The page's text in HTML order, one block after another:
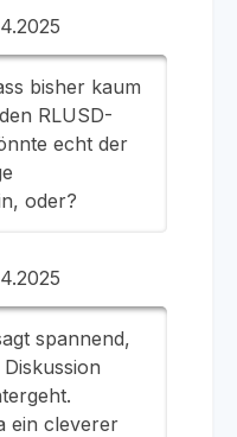
bisher kaum
RLUSD-
echt der
oder?
spannend,
ein cleverer